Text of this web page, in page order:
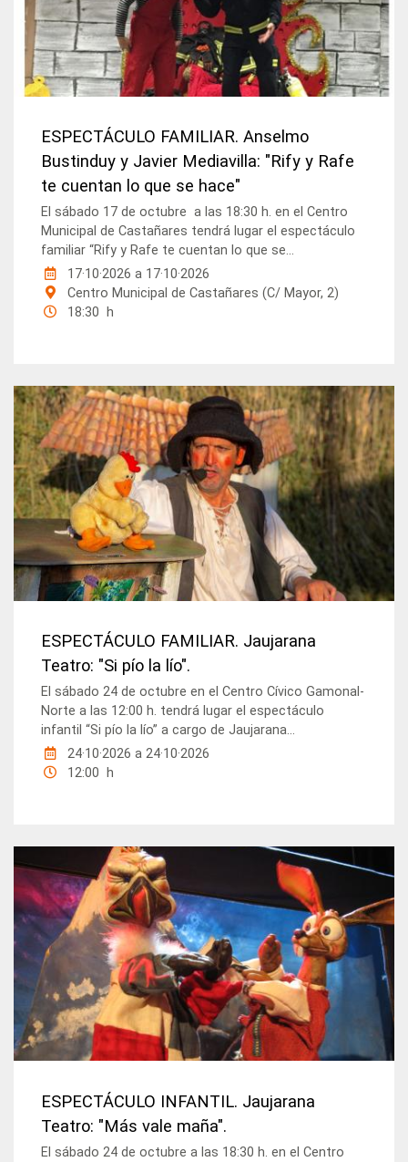
ESPECTÁCULO FAMILIAR. Anselmo
Bustinduy y Javier Mediavilla: "Rify y Rafe
te cuentan lo que se hace"
El sábado 17 de octubre a las 18:30 h. en el Centro
Municipal de Castañares tendrá lugar el espectáculo
familiar “Rify y Rafe te cuentan lo que se...
17·10·2026a 17·10·2026
Centro Municipal de Castañares (C/ Mayor, 2)
18:30 h
ESPECTÁCULO FAMILIAR. Jaujarana
Teatro: "Si pío la lío".
El sábado 24 de octubre en el Centro Cívico Gamonal-
Norte a las 12:00 h. tendrá lugar el espectáculo
infantil “Si pío la lío” a cargo de Jaujarana...
24·10·2026a24·10·2026
12:00 h
ESPECTÁCULO INFANTIL. Jaujarana
Teatro: "Más vale maña".
El sábado 24 de octubre a las 18:30 h. en el Centro